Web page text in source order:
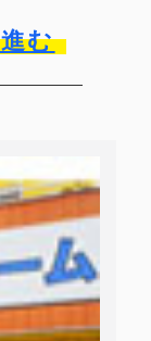
む